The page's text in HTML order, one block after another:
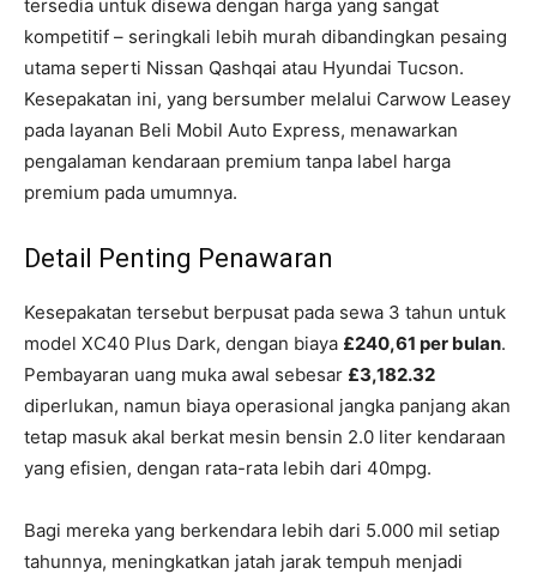
tersedia untuk disewa dengan harga yang sangat
kompetitif – seringkali lebih murah dibandingkan pesaing
utama seperti Nissan Qashqai atau Hyundai Tucson.
Kesepakatan ini, yang bersumber melalui Carwow Leasey
pada layanan Beli Mobil Auto Express, menawarkan
pengalaman kendaraan premium tanpa label harga
premium pada umumnya.
Detail Penting Penawaran
Kesepakatan tersebut berpusat pada sewa 3 tahun untuk
model XC40 Plus Dark, dengan biaya £240,61 per bulan.
Pembayaran uang muka awal sebesar £3,182.32
diperlukan, namun biaya operasional jangka panjang akan
tetap masuk akal berkat mesin bensin 2.0 liter kendaraan
yang efisien, dengan rata-rata lebih dari 40mpg.
Bagi mereka yang berkendara lebih dari 5.000 mil setiap
tahunnya, meningkatkan jatah jarak tempuh menjadi